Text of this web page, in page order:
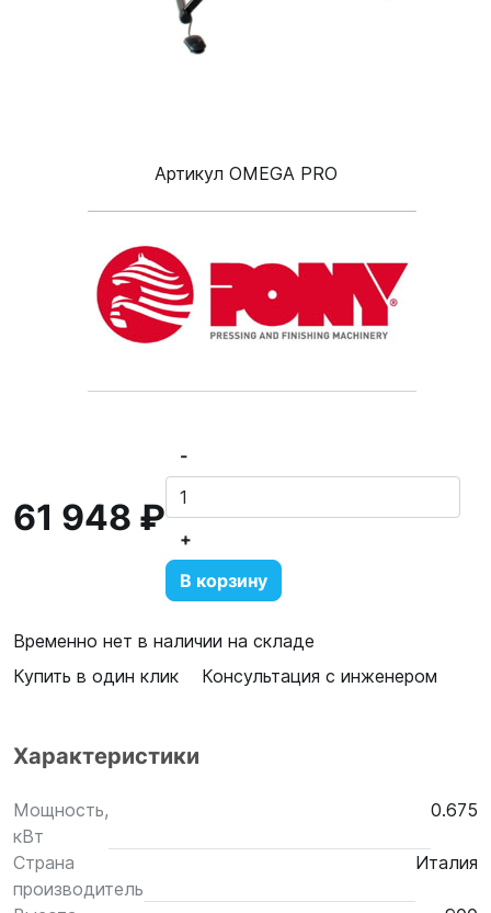
Артикул OMEGA PRO
61 948 ₽
-
+
В корзину
Временно нет в наличии на складе
Купить в один клик
Консультация с инженером
Характеристики
Мощность,
кВт
0.675
Страна
производитель
Италия